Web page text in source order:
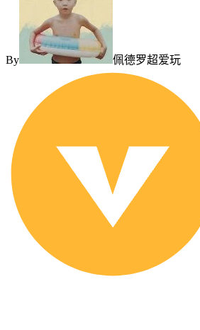
By 佩德罗超爱玩